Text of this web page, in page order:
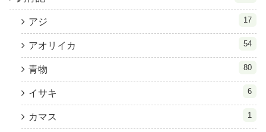
アジ 17
アオリイカ 54
青物 80
イサキ 6
カマス 1